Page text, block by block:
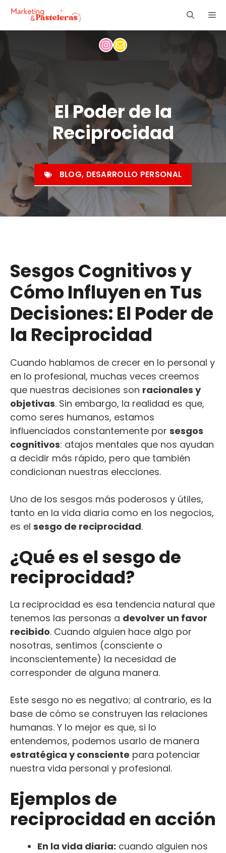
Saltar
contenido
El Poder de la
Reciprocidad
BLOG, DESARROLLO PERSONAL
Sesgos Cognitivos y
Cómo Influyen en Tus
Decisiones: El Poder de
la Reciprocidad
Cuando hablamos de crecer en lo personal y
en lo profesional, muchas veces creemos
que nuestras decisiones son racionales y
objetivas. Sin embargo, la realidad es que,
como seres humanos, estamos
influenciados constantemente por sesgos
cognitivos: atajos mentales que nos ayudan
a decidir más rápido, pero que también
condicionan nuestras elecciones.
Uno de los sesgos más poderosos y útiles,
tanto en la vida diaria como en los negocios,
es el sesgo de reciprocidad.
¿Qué es el sesgo de
reciprocidad?
La reciprocidad es esa tendencia natural que
tenemos las personas a devolver un favor
recibido. Cuando alguien hace algo por
nosotras, sentimos (consciente o
inconscientemente) la necesidad de
corresponder de alguna manera.
Este sesgo no es negativo; al contrario, es la
base de cómo se construyen las relaciones
humanas. Y lo mejor es que, si lo
entendemos, podemos usarlo de manera
estratégica y consciente para potenciar
nuestra vida personal y profesional.
Ejemplos de
reciprocidad en acción
En la vida diaria: cuando alguien nos